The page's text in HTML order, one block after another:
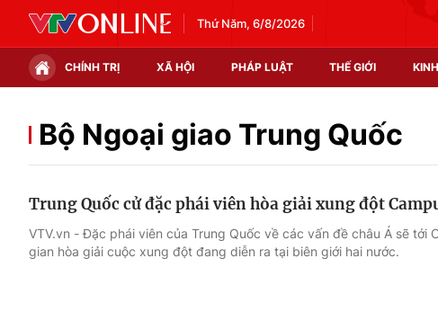
Thứ Năm, 6/8/2026
CHÍNH TRỊ XÃ HỘI PHÁP LUẬT THẾ GIỚI
Chính trị Xã hội
Thế giới đó đây
Thị trường
Bộ Ngoại giao Trung Quốc
Trung Quốc cử đặc phái viên hòa giải xung đột
VTV.vn - Đặc phái viên của Trung Quốc về các vấn đề châu Á sẽ tới
gian hòa giải cuộc xung đột đang diễn ra tại biên giới hai nước.